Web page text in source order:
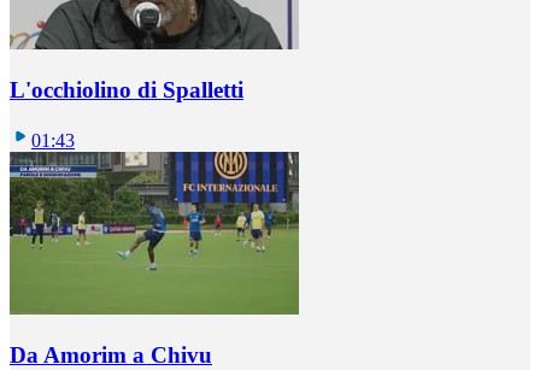
L'occhiolino di Spalletti
01:43
Da Amorim a Chivu